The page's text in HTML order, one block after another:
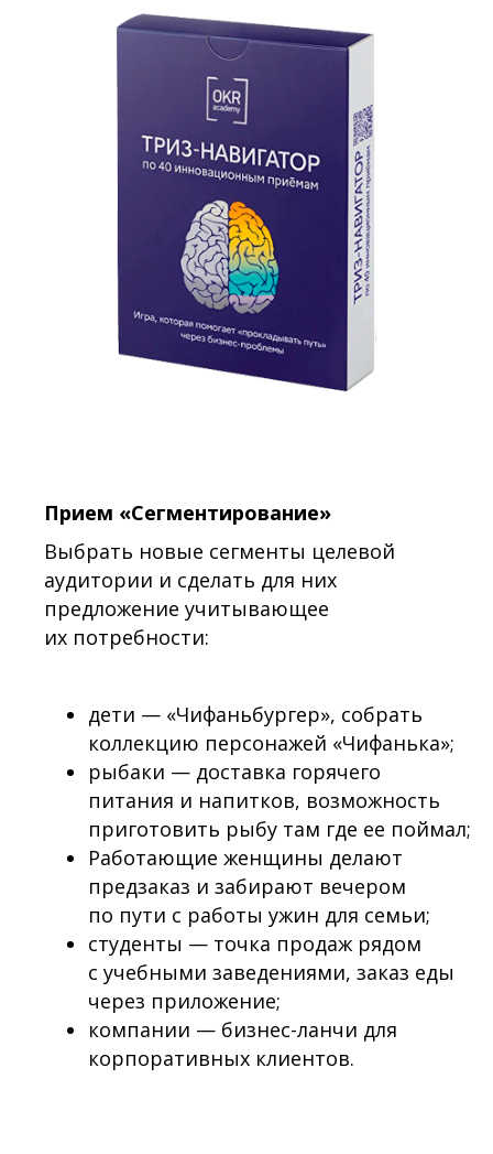
Прием «Сегментирование»
Выбрать новые сегменты целевой
аудитории и сделать для них
предложение учитывающее
их потребности:
дети — «Чифаньбургер», собрать
коллекцию персонажей «Чифанька»;
рыбаки — доставка горячего
питания и напитков, возможность
приготовить рыбу там где ее поймал;
Работающие женщины делают
предзаказ и забирают вечером
по пути с работы ужин для семьи;
студенты — точка продаж рядом
с учебными заведениями, заказ еды
через приложение;
компании — бизнес-ланчи для
корпоративных клиентов.